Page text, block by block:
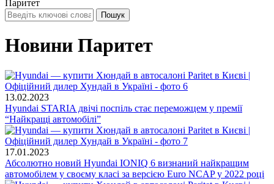
Паритет
Новини Паритет
13.02.2023
Hyundai STARIA двічі поспіль стає переможцем у премії
“Найкращі автомобілі”
17.01.2023
Абсолютно новий Hyundai IONIQ 6 визнаний найкращим
автомобілем у своєму класі за версією Euro NCAP у 2022 році